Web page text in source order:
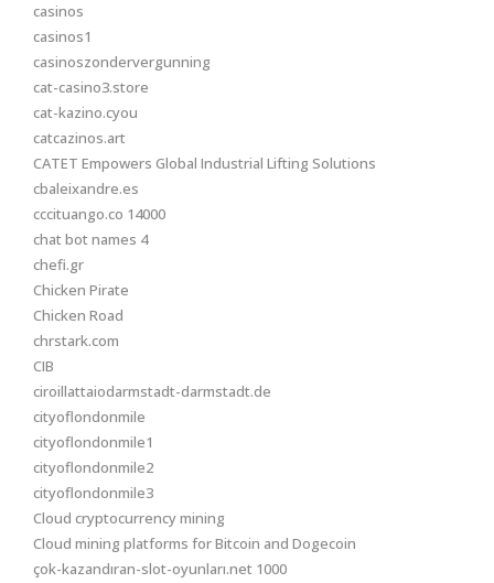
casinos
casinos1
casinoszondervergunning
cat-casino3.store
cat-kazino.cyou
catcazinos.art
CATET Empowers Global Industrial Lifting Solutions
cbaleixandre.es
cccituango.co 14000
chat bot names 4
chefi.gr
Chicken Pirate
Chicken Road
chrstark.com
CIB
ciroillattaiodarmstadt-darmstadt.de
cityoflondonmile
cityoflondonmile1
cityoflondonmile2
cityoflondonmile3
Cloud cryptocurrency mining
Cloud mining platforms for Bitcoin and Dogecoin
çok-kazandıran-slot-oyunları.net 1000